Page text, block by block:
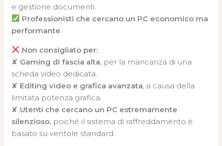
e gestione documenti.
Professionisti che cercano un PC economico ma
performante.
Non consigliato per:
✘ Gaming di fascia alta, per la mancanza di una
scheda video dedicata.
✘ Editing video e grafica avanzata, a causa della
limitata potenza grafica.
✘ Utenti che cercano un PC estremamente
silenzioso, poiché il sistema di raffreddamento è
basato su ventole standard.